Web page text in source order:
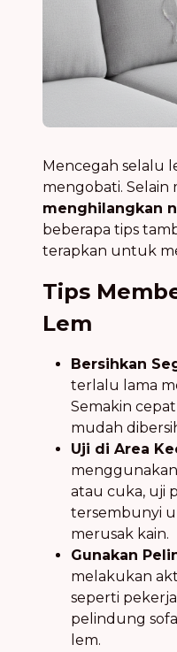
Mencegah selalu
mengobati. Selain
menghilangkan
beberapa tips
terapkan untuk
Tips
Lem
Bersihkan
terlalu lama
Semakin
mudah
Uji di Area
atau cuka, uji
tersembunyi
merusak kain.
Gunakan
melakukan
seperti
pelindung
lem.